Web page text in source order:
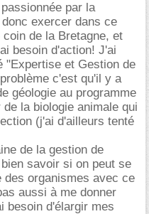
par la
exercer dans ce
de la Bretagne, et
besoin d'action! J'ai
"Expertise et Gestion de
c'est qu'il y a
géologie au programme
la biologie animale qui
(j'ai d'ailleurs tenté
de la gestion de
savoir si on peut se
organismes avec ce
aussi à me donner
besoin d'élargir mes